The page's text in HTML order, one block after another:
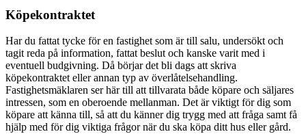
Köpekontraktet
Har du fattat tycke för en fastighet som är till salu, undersökt och
tagit reda på information, fattat beslut och kanske varit med i
eventuell budgivning. Då börjar det bli dags att skriva
köpekontraktet eller annan typ av överlåtelsehandling.
Fastighetsmäklaren ser här till att tillvarata både köpare och säljares
intressen, som en oberoende mellanman. Det är viktigt för dig som
köpare att känna till, så att du känner dig trygg med att fråga samt få
hjälp med för dig viktiga frågor när du ska köpa ditt hus eller gård.